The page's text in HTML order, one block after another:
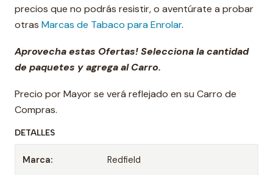
precios que no podrás resistir, o aventúrate a probar
otras Marcas de Tabaco para Enrolar.
Aprovecha estas Ofertas! Selecciona la cantidad
de paquetes y agrega al Carro.
Precio por Mayor se verá reflejado en su Carro de
Compras.
DETALLES
Marca: Redfield